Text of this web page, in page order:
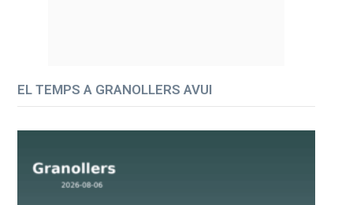
EL TEMPS A GRANOLLERS AVUI